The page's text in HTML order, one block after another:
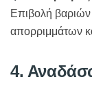
Επιβολή
απορριμμάτων
4.